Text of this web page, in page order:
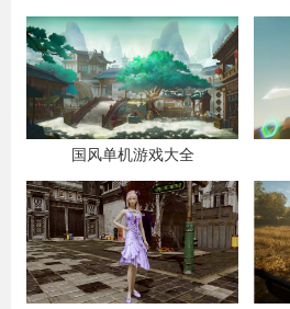
国风单机游戏大全